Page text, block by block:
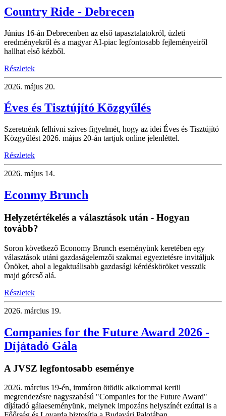
Country Ride - Debrecen
Június 16-án Debrecenben az első tapasztalatokról, üzleti
eredményekről és a magyar AI-piac legfontosabb fejleményeiről
hallhat első kézből.
Részletek
2026. május 20.
Éves és Tisztújító Közgyűlés
Szeretnénk felhívni szíves figyelmét, hogy az idei Éves és Tisztújító
Közgyűlést 2026. május 20-án tartjuk online jelenléttel.
Részletek
2026. május 14.
Econmy Brunch
Helyzetértékelés a választások után - Hogyan
tovább?
Soron következő Economy Brunch eseményünk keretében egy
választások utáni gazdaságelemzői szakmai egyeztetésre invitáljuk
Önöket, ahol a legaktuálisabb gazdasági kérdésköröket vesszük
majd górcső alá.
Részletek
2026. március 19.
Companies for the Future Award 2026 -
Díjátadó Gála
A JVSZ legfontosabb eseménye
2026. március 19-én, immáron ötödik alkalommal kerül
megrendezésre nagyszabású "Companies for the Future Award"
díjátadó gálaeseményünk, melynek impozáns helyszínét ezúttal is a